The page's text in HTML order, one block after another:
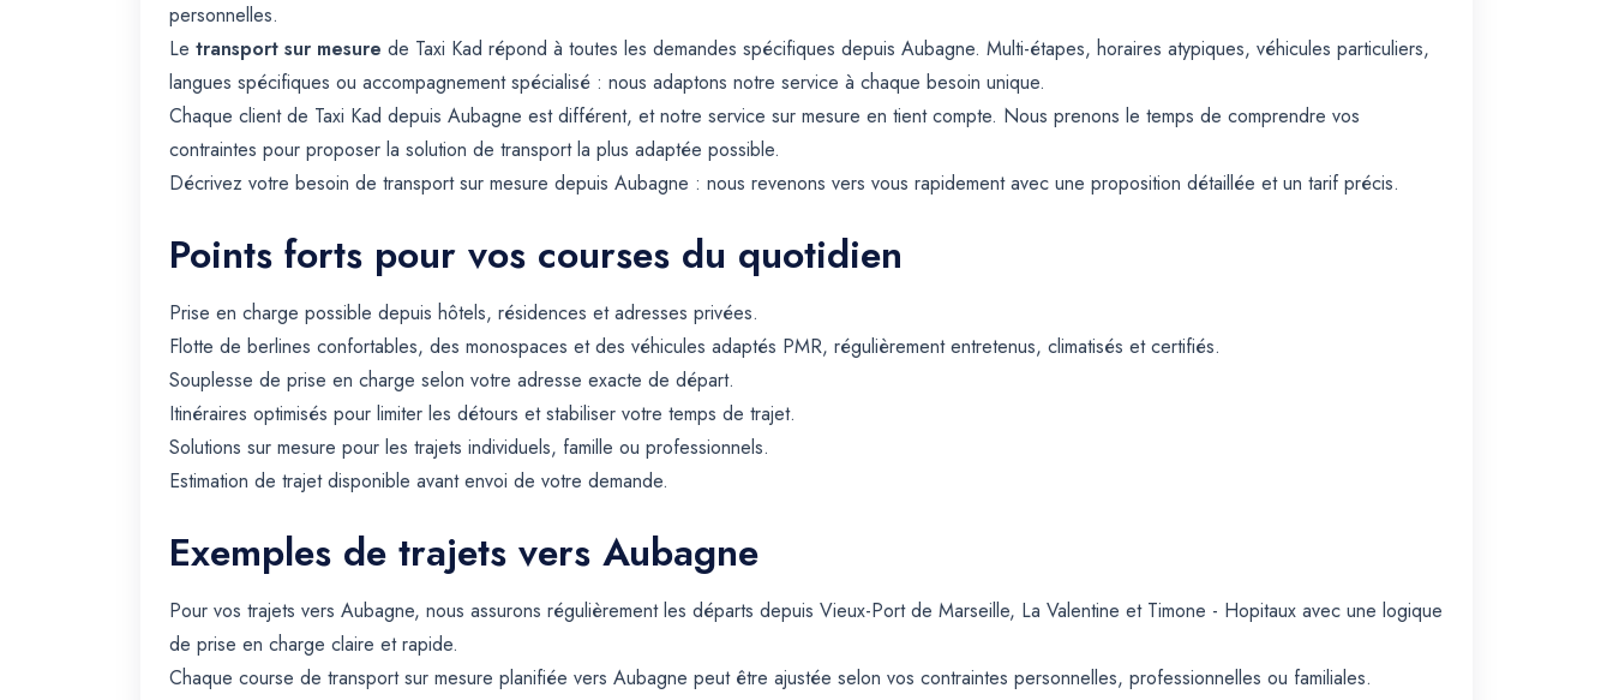
personnelles.
Le transport sur mesure de Taxi Kad répond à toutes les demandes spécifiques depuis Aubagne. Multi-étapes, horaires atypiques, véhicules particuliers,
langues spécifiques ou accompagnement spécialisé : nous adaptons notre service à chaque besoin unique.
Chaque client de Taxi Kad depuis Aubagne est différent, et notre service sur mesure en tient compte. Nous prenons le temps de comprendre vos
contraintes pour proposer la solution de transport la plus adaptée possible.
Décrivez votre besoin de transport sur mesure depuis Aubagne : nous revenons vers vous rapidement avec une proposition détaillée et un tarif précis.
Points forts pour vos courses du quotidien
Prise en charge possible depuis hôtels, résidences et adresses privées.
Flotte de berlines confortables, des monospaces et des véhicules adaptés PMR, régulièrement entretenus, climatisés et certifiés.
Souplesse de prise en charge selon votre adresse exacte de départ.
Itinéraires optimisés pour limiter les détours et stabiliser votre temps de trajet.
Solutions sur mesure pour les trajets individuels, famille ou professionnels.
Estimation de trajet disponible avant envoi de votre demande.
Exemples de trajets vers Aubagne
Pour vos trajets vers Aubagne, nous assurons régulièrement les départs depuis Vieux-Port de Marseille, La Valentine et Timone - Hopitaux avec une logique
de prise en charge claire et rapide.
Chaque course de transport sur mesure planifiée vers Aubagne peut être ajustée selon vos contraintes personnelles, professionnelles ou familiales.